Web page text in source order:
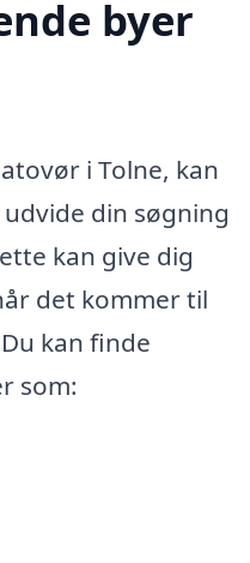
byer
i Tolne, kan
din søgning
kan give dig
det kommer til
kan finde
som: